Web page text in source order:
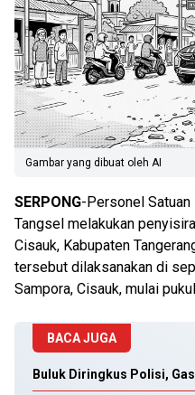
Gambar yang dibuat oleh AI
SERPONG-Personel
Tangsel melakukan
Cisauk, Kabupaten
tersebut dilaksanakan di
Sampora, Cisauk, mulai
BACA JUGA
Buluk Diringkus Polisi,